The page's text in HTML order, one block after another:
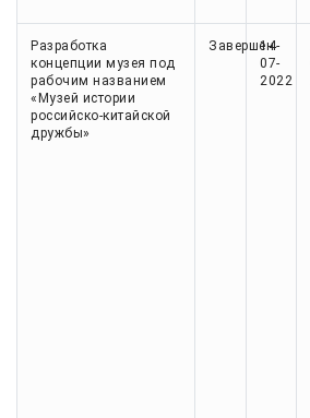
Разработка
концепции музея под
рабочим названием
«Музей истории
российско-китайской
дружбы»
Завершен
14-
07-
2022